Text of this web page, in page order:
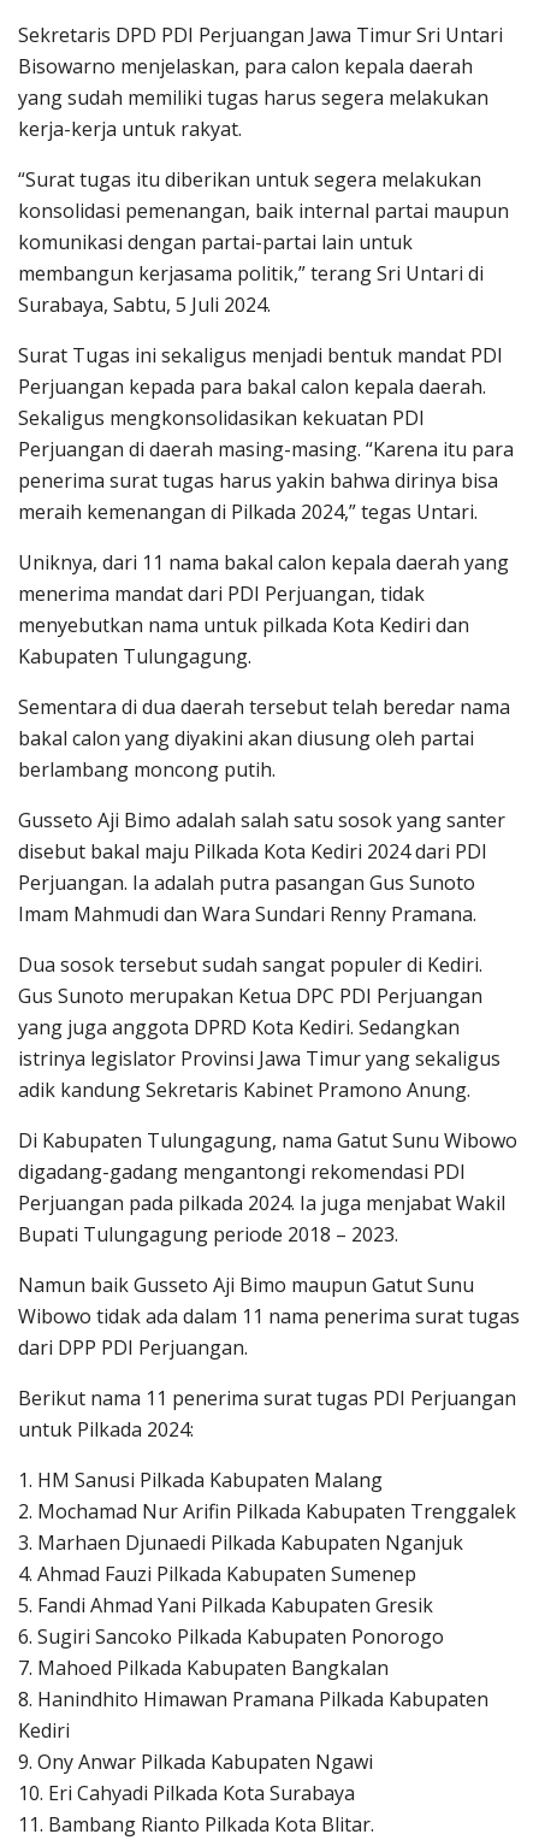
Sekretaris DPD PDI Perjuangan Jawa Timur Sri Untari
Bisowarno menjelaskan, para calon kepala daerah
yang sudah memiliki tugas harus segera melakukan
kerja-kerja untuk rakyat.
“Surat tugas itu diberikan untuk segera melakukan
konsolidasi pemenangan, baik internal partai maupun
komunikasi dengan partai-partai lain untuk
membangun kerjasama politik,” terang Sri Untari di
Surabaya, Sabtu, 5 Juli 2024.
Surat Tugas ini sekaligus menjadi bentuk mandat PDI
Perjuangan kepada para bakal calon kepala daerah.
Sekaligus mengkonsolidasikan kekuatan PDI
Perjuangan di daerah masing-masing. “Karena itu para
penerima surat tugas harus yakin bahwa dirinya bisa
meraih kemenangan di Pilkada 2024,” tegas Untari.
Uniknya, dari 11 nama bakal calon kepala daerah yang
menerima mandat dari PDI Perjuangan, tidak
menyebutkan nama untuk pilkada Kota Kediri dan
Kabupaten Tulungagung.
Sementara di dua daerah tersebut telah beredar nama
bakal calon yang diyakini akan diusung oleh partai
berlambang moncong putih.
Gusseto Aji Bimo adalah salah satu sosok yang santer
disebut bakal maju Pilkada Kota Kediri 2024 dari PDI
Perjuangan. Ia adalah putra pasangan Gus Sunoto
Imam Mahmudi dan Wara Sundari Renny Pramana.
Dua sosok tersebut sudah sangat populer di Kediri.
Gus Sunoto merupakan Ketua DPC PDI Perjuangan
yang juga anggota DPRD Kota Kediri. Sedangkan
istrinya legislator Provinsi Jawa Timur yang sekaligus
adik kandung Sekretaris Kabinet Pramono Anung.
Di Kabupaten Tulungagung, nama Gatut Sunu Wibowo
digadang-gadang mengantongi rekomendasi PDI
Perjuangan pada pilkada 2024. Ia juga menjabat Wakil
Bupati Tulungagung periode 2018 – 2023.
Namun baik Gusseto Aji Bimo maupun Gatut Sunu
Wibowo tidak ada dalam 11 nama penerima surat tugas
dari DPP PDI Perjuangan.
Berikut nama 11 penerima surat tugas PDI Perjuangan
untuk Pilkada 2024:
1. HM Sanusi Pilkada Kabupaten Malang
2. Mochamad Nur Arifin Pilkada Kabupaten Trenggalek
3. Marhaen Djunaedi Pilkada Kabupaten Nganjuk
4. Ahmad Fauzi Pilkada Kabupaten Sumenep
5. Fandi Ahmad Yani Pilkada Kabupaten Gresik
6. Sugiri Sancoko Pilkada Kabupaten Ponorogo
7. Mahoed Pilkada Kabupaten Bangkalan
8. Hanindhito Himawan Pramana Pilkada Kabupaten
Kediri
9. Ony Anwar Pilkada Kabupaten Ngawi
10. Eri Cahyadi Pilkada Kota Surabaya
11. Bambang Rianto Pilkada Kota Blitar.